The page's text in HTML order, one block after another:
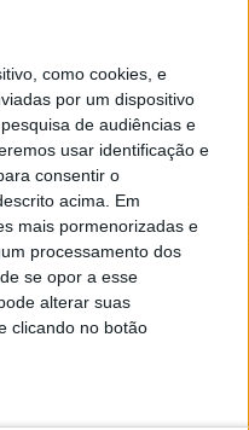
como cookies, e
por um dispositivo
de audiências e
usar identificação e
consentir o
acima. Em
mais pormenorizadas e
processamento dos
se opor a esse
alterar suas
clicando no botão
Lamego:
14.ª Marcha e
6 de Agosto, 2026